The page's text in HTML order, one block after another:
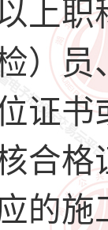
上
）
证
合
的